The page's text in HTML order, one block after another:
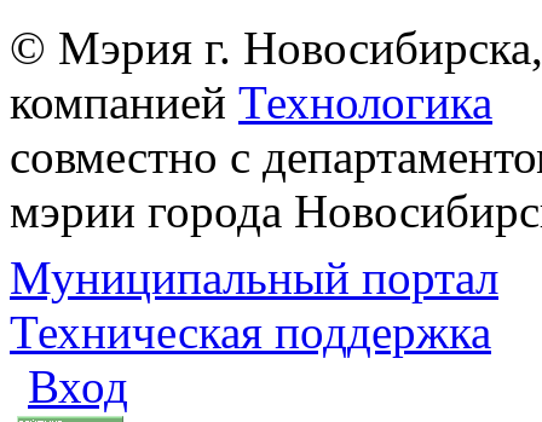
© Мэрия г.
компанией Технологика
совместно с
мэрии города
Муниципальный портал
Техническая поддержка
Вход